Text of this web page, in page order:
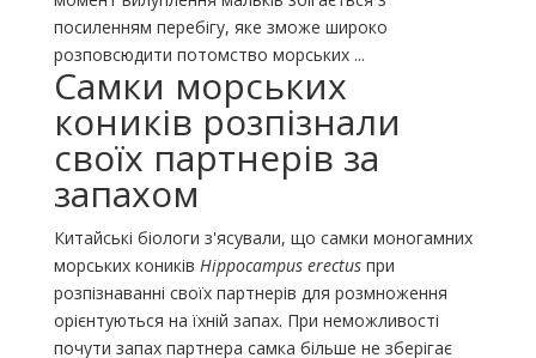
посиленням перебігу, яке зможе широко
розповсюдити потомство морських ...
Самки морських
коників розпізнали
своїх партнерів за
запахом
Китайські біологи з'ясували, що самки моногамних
морських коників Hippocampus erectusпри
розпізнаванні своїх партнерів для розмноження
орієнтуються на їхній запах. При неможливості
почути запах партнера самка більше не зберігає